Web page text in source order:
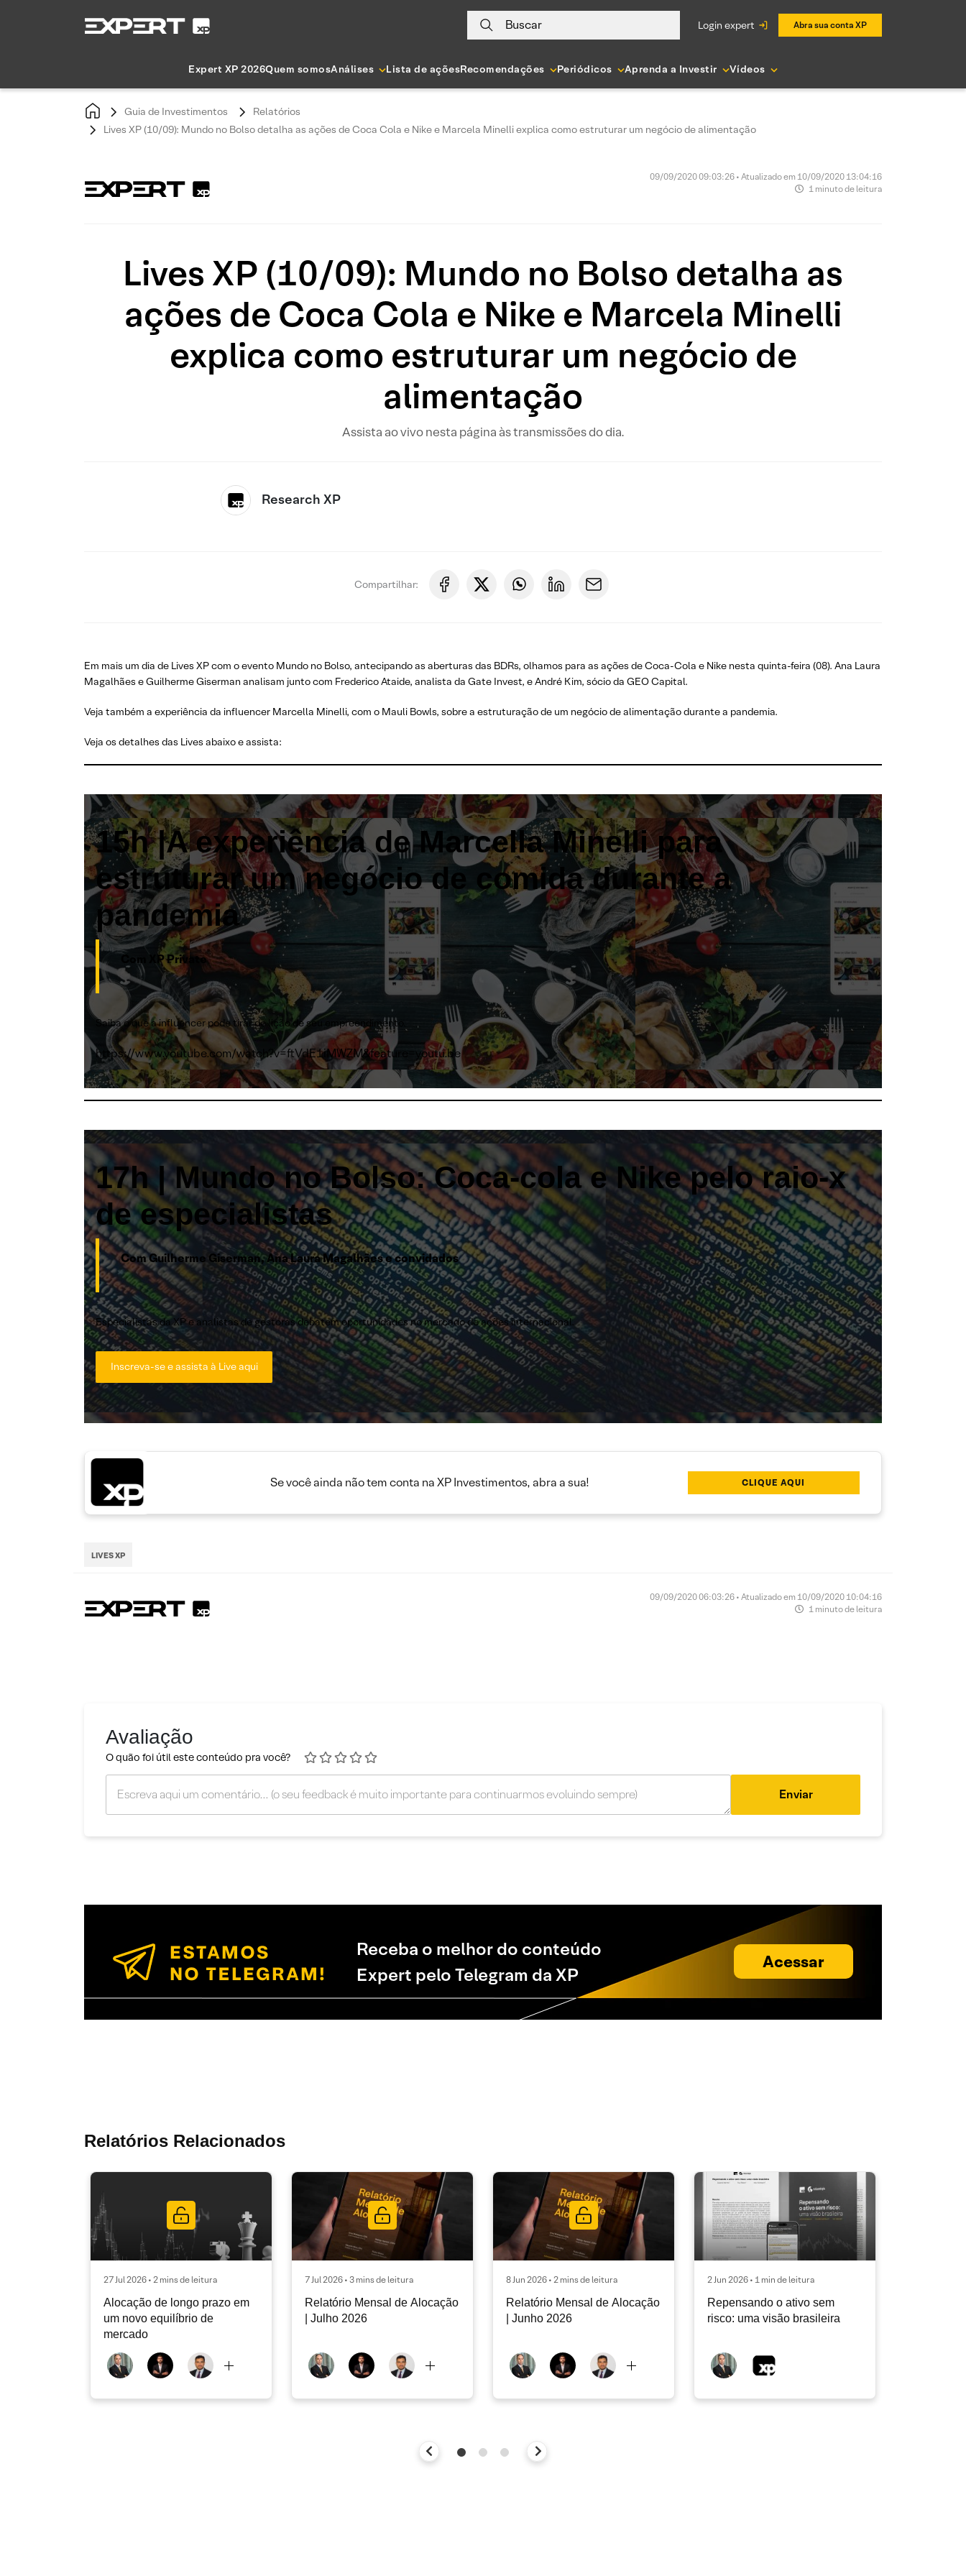
Buscar login expert Abra sua conta XP
Expert XP 2026Quem somosAnálises Lista de açõesRecomendações Periódicos Aprenda a Investir Vídeos
Guia de Investimentos
Relatórios
Lives XP (10/09): Mundo no Bolso detalha as ações de Coca Cola e Nike e Marcela Minelli explica como estruturar um negócio de alimentação
09/09/2020 09:03:26 • Atualizado em 10/09/2020 13:04:16
1 minuto de leitura
Lives XP (10/09): Mundo no Bolso detalha as
ações de Coca Cola e Nike e Marcela Minelli
explica como estruturar um negócio de
alimentação
Assista ao vivo nesta página às transmissões do dia.
Research XP
Compartilhar:
Em mais um dia de Lives XP com o evento Mundo no Bolso, antecipando as aberturas das BDRs, olhamos para as ações de Coca-Cola e Nike nesta quinta-feira (08). Ana Laura
Magalhães e Guilherme Giserman analisam junto com Frederico Ataide, analista da Gate Invest, e André Kim, sócio da GEO Capital.
Veja também a experiência da influencer Marcella Minelli, com o Mauli Bowls, sobre a estruturação de um negócio de alimentação durante a pandemia.
Veja os detalhes das Lives abaixo e assista:
15h |A experiência de Marcella Minelli para
estruturar um negócio de comida durante a
pandemia
Com XP Private
Saiba o que a influencer pode tirar de lição de seu empreendimento.
https://www.youtube.com/watch?v=ftVdE1iMWZM&feature=youtu.be
17h | Mundo no Bolso: Coca-cola e Nike pelo raio-x
de especialistas
Com Guilherme Giserman, Ana Laura Magalhãese convidados
Especialistas da XP e analistas de gestoras debatem oportunidades no mercado de ações internacional.
Inscreva-se e assista à Live aqui
Se você ainda não tem conta na XP Investimentos, abra a sua! CLIQUE AQUI
LIVES XP
09/09/2020 06:03:26 • Atualizado em 10/09/2020 10:04:16
1 minuto de leitura
Avaliação
O quão foi útil este conteúdo pra você?
Enviar
Receba o melhor do conteúdo
Expert pelo Telegram da XP
Acessar
Relatórios Relacionados
27 Jul 2026 • 2 mins de leitura
Alocação de longo prazo em
um novo equilíbrio de
mercado
7 Jul 2026 • 3 mins de leitura
Relatório Mensal de Alocação
| Julho 2026
8 Jun 2026 • 2 mins de leitura
Relatório Mensal de Alocação
| Junho 2026
2 Jun 2026 • 1 min de leitura
Repensando o ativo sem
risco: uma visão brasileira